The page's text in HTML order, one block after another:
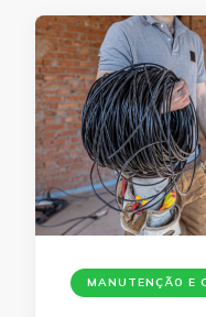
MANUTENÇÃO E